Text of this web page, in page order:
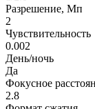
Разрешение, Мп
2
Чувствительность
0.002
День/ночь
Да
Фокусное
2.8